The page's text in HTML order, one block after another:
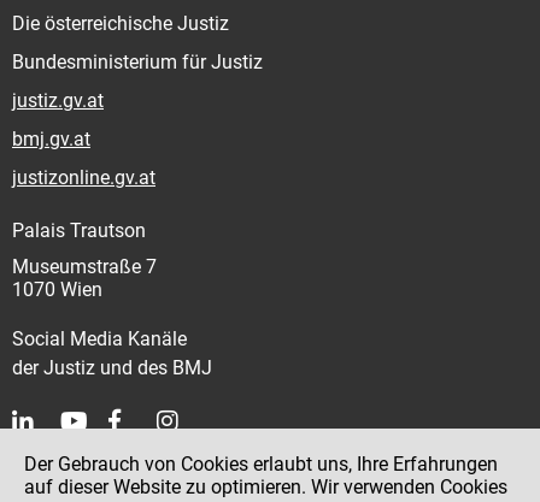
Die österreichische Justiz
Bundesministerium für Justiz
justiz.gv.at
bmj.gv.at
justizonline.gv.at
Palais Trautson
Museumstraße 7
1070 Wien
Social Media Kanäle
der Justiz und des BMJ
Kontakt
Der Gebrauch von Cookies erlaubt uns, Ihre Erfahrungen
auf dieser Website zu optimieren. Wir verwenden Cookies